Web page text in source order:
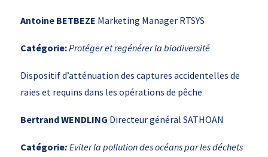
Antoine BETBEZE Marketing Manager RTSYS
Catégorie:Protéger et regénérer la biodiversité
Dispositif d’atténuation des captures accidentelles de
raies et requins dans les opérations de pêche
Bertrand WENDLING Directeur général SATHOAN
Catégorie: Eviter la pollution des océans par les déchets